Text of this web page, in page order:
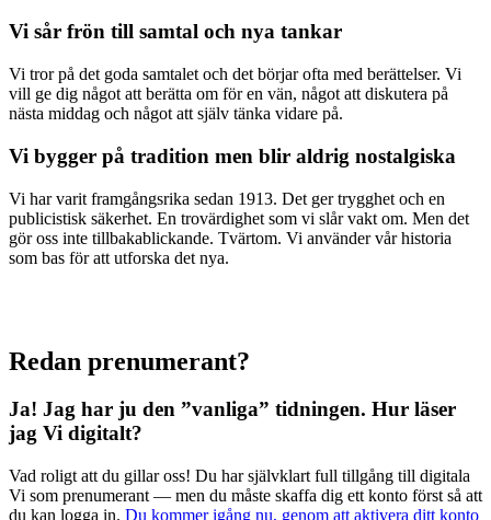
Vi sår frön till samtal och nya tankar
Vi tror på det goda samtalet och det börjar ofta med berättelser. Vi
vill ge dig något att berätta om för en vän, något att diskutera på
nästa middag och något att själv tänka vidare på.
Vi bygger på tradition men blir aldrig nostalgiska
Vi har varit framgångsrika sedan 1913. Det ger trygghet och en
publicistisk säkerhet. En trovärdighet som vi slår vakt om. Men det
gör oss inte tillbakablickande. Tvärtom. Vi använder vår historia
som bas för att utforska det nya.
Redan prenumerant?
Ja! Jag har ju den ”vanliga” tidningen. Hur läser
jag Vi digitalt?
Vad roligt att du gillar oss! Du har självklart full tillgång till digitala
Vi som prenumerant — men du måste skaffa dig ett konto först så att
du kan logga in. Du kommer igång nu, genom att aktivera ditt konto